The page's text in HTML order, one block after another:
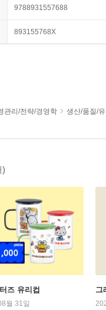
9788931557688
893155768X
관리/전략/경영학 생산/품질/
)
즈 유리컵
월 31일
그